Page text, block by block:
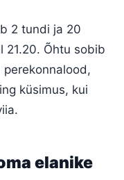
2 tundi ja 20
21.20. Õhtu sobib
küsimus, kui
elanike